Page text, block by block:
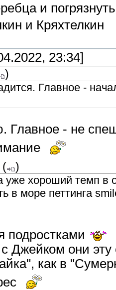
и
и Кряхтелкин
23:34]
)
Главное -
Главное - не
(
)
хороший темп в
в море петтинга
подростками
Джейком они
как в